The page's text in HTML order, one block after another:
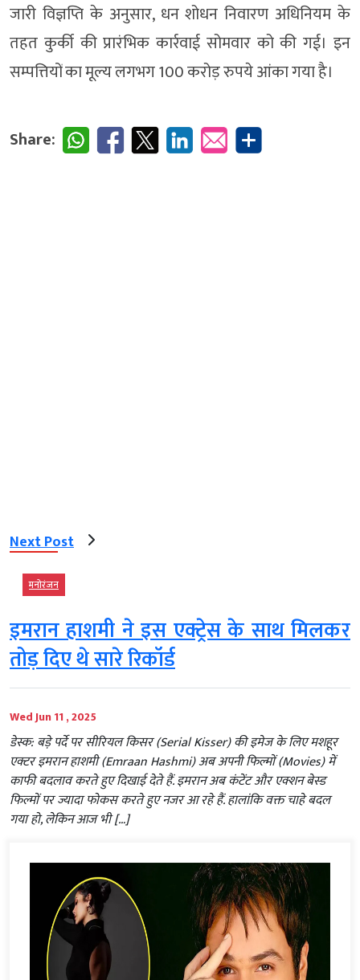
जारी विज्ञप्ति के अनुसार, धन शोधन निवारण अधिनियम के
तहत कुर्की की प्रारंभिक कार्रवाई सोमवार को की गई। इन
सम्पत्तियों का मूल्य लगभग 100 करोड़ रुपये आंका गया है।
Share:
Next Post
मनोरंजन
इमरान हाशमी ने इस एक्ट्रेस के साथ मिलकर
तोड़ दिए थे सारे रिकॉर्ड
Wed Jun 11 , 2025
डेस्क: बड़े पर्दे पर सीरियल किसर (Serial Kisser) की इमेज के लिए मशहूर
एक्टर इमरान हाशमी (Emraan Hashmi) अब अपनी फिल्मों (Movies) में
काफी बदलाव करते हुए दिखाई देते हैं. इमरान अब कंटेंट और एक्शन बेस्ड
फिल्मों पर ज्यादा फोकस करते हुए नजर आ रहे हैं. हालांकि वक्त चाहे बदल
गया हो, लेकिन आज भी […]